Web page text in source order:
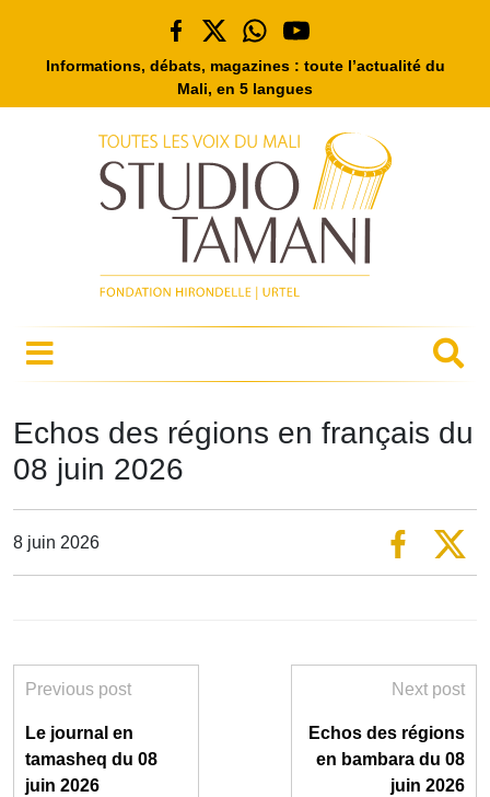
Informations, débats, magazines : toute l’actualité du
Mali, en 5 langues
Echos des régions en français du
08 juin 2026
8 juin 2026
Previous post
Le journal en
tamasheq du 08
juin 2026
Next post
Echos des régions
en bambara du 08
juin 2026